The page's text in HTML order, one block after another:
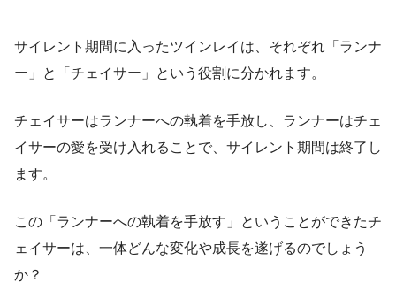
サイレント期間に入ったツインレイは、それぞれ「ランナ
ー」と「チェイサー」という役割に分かれます。
チェイサーはランナーへの執着を手放し、ランナーはチェ
イサーの愛を受け入れることで、サイレント期間は終了し
ます。
この「ランナーへの執着を手放す」ということができたチ
ェイサーは、一体どんな変化や成長を遂げるのでしょう
か？